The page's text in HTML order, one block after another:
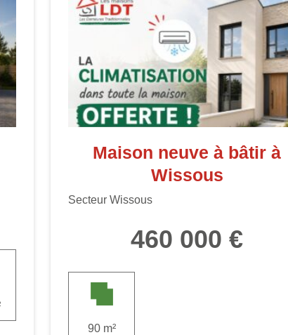
Maison neuve à bâtir à
Wissous
Secteur Wissous
460 000 €
90 m²